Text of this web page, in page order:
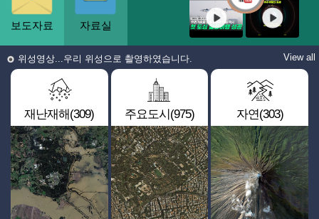
보도자료 자료실
위성영상...우리 위성으로 촬영하였습니다. View all
재난재해(309) 주요도시(975) 자연(303)